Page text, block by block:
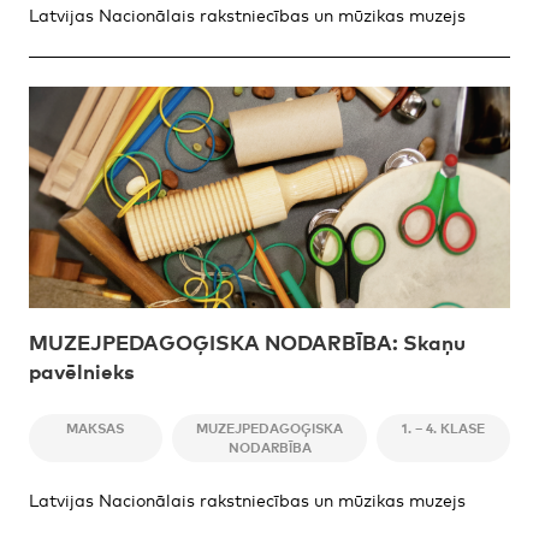
Latvijas Nacionālais rakstniecības un mūzikas muzejs
MUZEJPEDAGOĢISKA NODARBĪBA: Skaņu
pavēlnieks
MAKSAS
MUZEJPEDAGOĢISKA
NODARBĪBA
1. – 4. KLASE
Latvijas Nacionālais rakstniecības un mūzikas muzejs